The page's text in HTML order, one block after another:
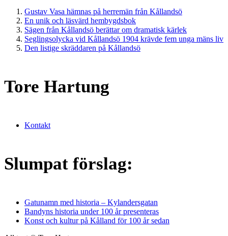
Gustav Vasa hämnas på herremän från Kållandsö
En unik och läsvärd hembygdsbok
Sägen från Kållandsö berättar om dramatisk kärlek
Seglingsolycka vid Kållandsö 1904 krävde fem unga mäns liv
Den listige skräddaren på Kållandsö
Tore Hartung
Kontakt
Slumpat förslag:
Gatunamn med historia – Kylandersgatan
Bandyns historia under 100 år presenteras
Konst och kultur på Kålland för 100 år sedan